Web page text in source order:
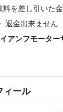
料を差し引いた
返金出来ません
イアンフモータ
ィール